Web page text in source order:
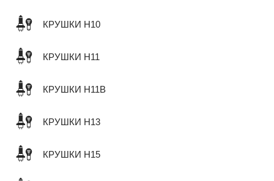
КРУШКИ H10
КРУШКИ H11
КРУШКИ H11B
КРУШКИ H13
КРУШКИ H15